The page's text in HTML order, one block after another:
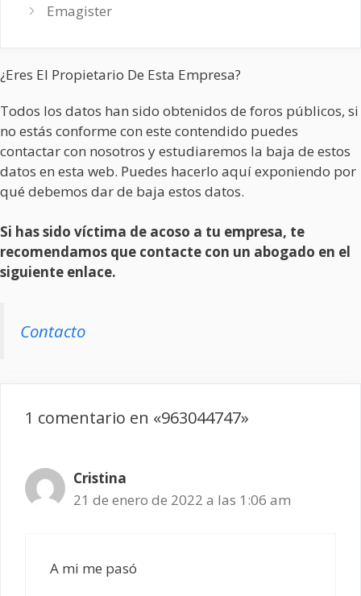
Emagister
¿Eres El Propietario De Esta Empresa?
Todos los datos han sido obtenidos de foros públicos, si
no estás conforme con este contendido puedes
contactar con nosotros y estudiaremos la baja de estos
datos en esta web. Puedes hacerlo aquí exponiendo por
qué debemos dar de baja estos datos.
Si has sido víctima de acoso a tu empresa, te
recomendamos que contacte con un abogado en el
siguiente enlace.
Contacto
1 comentario en «963044747»
Cristina
21 de enero de 2022 a las 1:06 am
A mi me pasó